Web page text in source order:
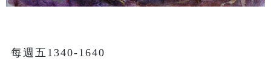
每週五1340-1640